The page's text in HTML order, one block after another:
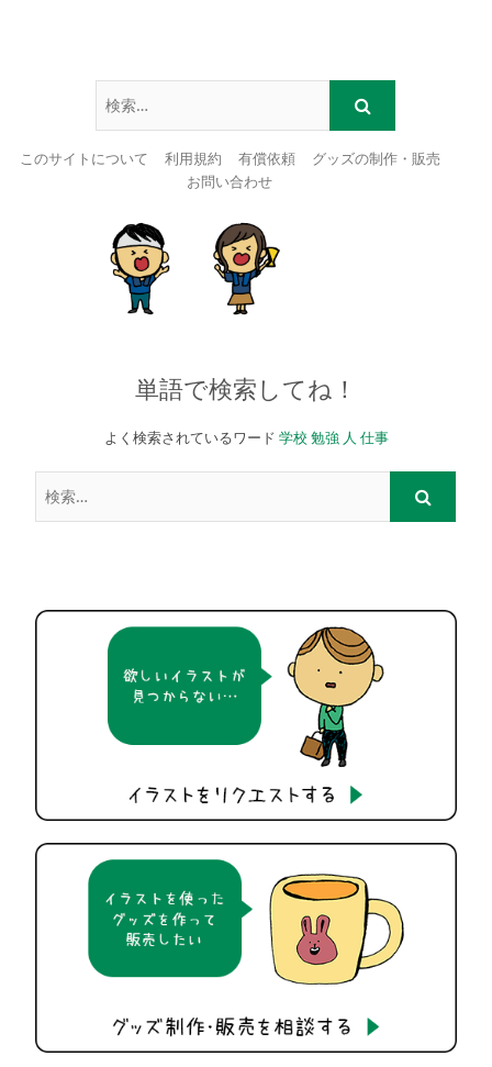
このサイトについて 利用規約 有償依頼
グッズの制作・販売
お問い合わせ
content
単語で検索してね！
よく検索されているワード 学校 勉強 人 仕事